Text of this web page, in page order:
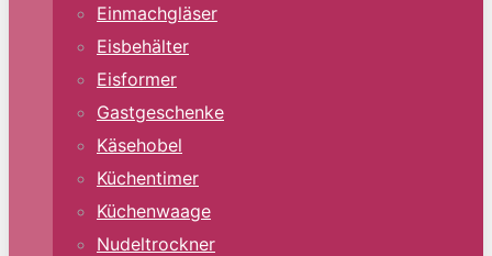
Einmachgläser
Eisbehälter
Eisformer
Gastgeschenke
Käsehobel
Küchentimer
Küchenwaage
Nudeltrockner